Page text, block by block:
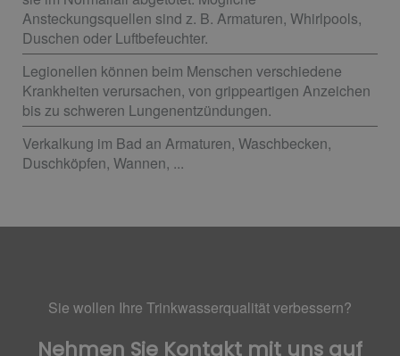
Ansteckungsquellen sind z. B. Armaturen, Whirlpools,
Duschen oder Luftbefeuchter.
Legionellen können beim Menschen verschiedene
Krankheiten verursachen, von grippeartigen Anzeichen
bis zu schweren Lungenentzündungen.
Verkalkung im Bad an Armaturen, Waschbecken,
Duschköpfen, Wannen, ...
Sie wollen Ihre Trinkwasserqualität verbessern?
Nehmen Sie Kontakt mit uns auf